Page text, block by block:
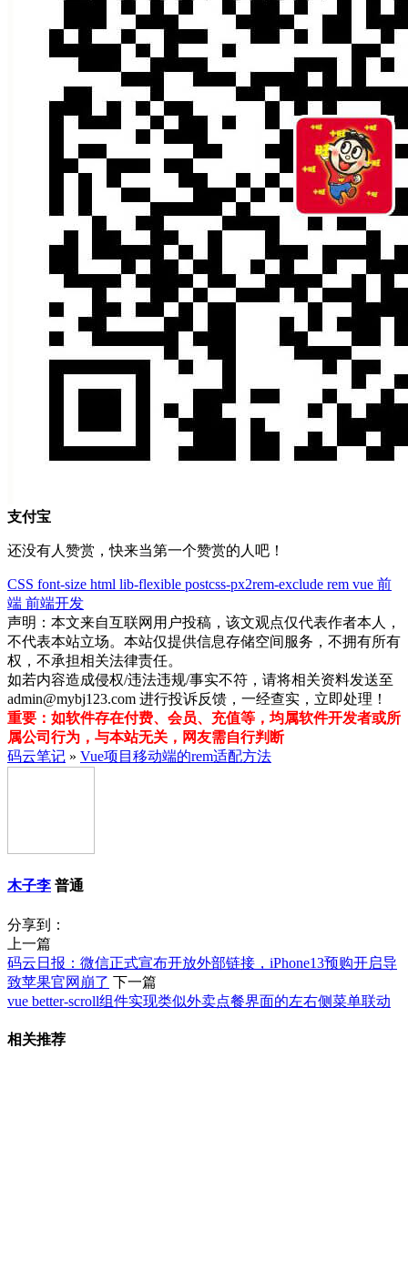
支付宝
还没有人赞赏，快来当第一个赞赏的人吧！
CSS font-size html lib-flexible postcss-px2rem-exclude rem vue 前
端 前端开发
声明：本文来自互联网用户投稿，该文观点仅代表作者本人，
不代表本站立场。本站仅提供信息存储空间服务，不拥有所有
权，不承担相关法律责任。
如若内容造成侵权/违法违规/事实不符，请将相关资料发送至
admin@mybj123.com 进行投诉反馈，一经查实，立即处理！
重要：如软件存在付费、会员、充值等，均属软件开发者或所
属公司行为，与本站无关，网友需自行判断
码云笔记 » Vue项目移动端的rem适配方法
木子李 普通
分享到：
上一篇
码云日报：微信正式宣布开放外部链接，iPhone13预购开启导
致苹果官网崩了 下一篇
vue better-scroll组件实现类似外卖点餐界面的左右侧菜单联动
相关推荐